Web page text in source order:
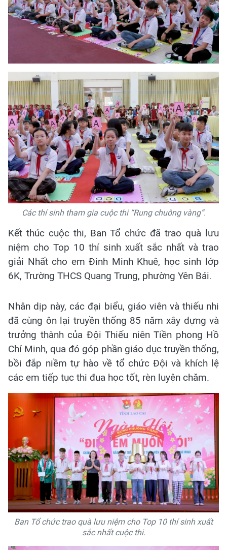
Các thí sinh tham gia cuộc thi “Rung chuông vàng”.
Kết thúc cuộc thi, Ban Tổ chức đã trao quà lưu
niệm cho Top 10 thí sinh xuất sắc nhất và trao
giải Nhất cho em Đinh Minh Khuê, học sinh lớp
6K, Trường THCS Quang Trung, phường Yên Bái.
Nhân dịp này, các đại biểu, giáo viên và thiếu nhi
đã cùng ôn lại truyền thống 85 năm xây dựng và
trưởng thành của Đội Thiếu niên Tiền phong Hồ
Chí Minh, qua đó góp phần giáo dục truyền thống,
bồi đắp niềm tự hào về tổ chức Đội và khích lệ
các em tiếp tục thi đua học tốt, rèn luyện chăm.
Ban Tổ chức trao quà lưu niệm cho Top 10 thí sinh xuất
sắc nhất cuộc thi.